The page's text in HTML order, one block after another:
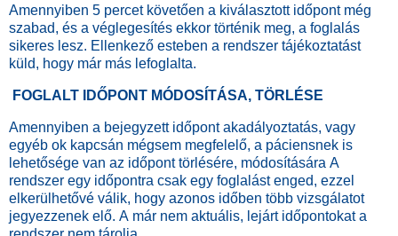
Amennyiben 5 percet követően a kiválasztott időpont még
szabad, és a véglegesítés ekkor történik meg, a foglalás
sikeres lesz. Ellenkező esteben a rendszer tájékoztatást
küld, hogy már más lefoglalta.
FOGLALT IDŐPONT MÓDOSÍTÁSA, TÖRLÉSE
Amennyiben a bejegyzett időpont akadályoztatás, vagy
egyéb ok kapcsán mégsem megfelelő, a páciensnek is
lehetősége van az időpont törlésére, módosítására A
rendszer egy időpontra csak egy foglalást enged, ezzel
elkerülhetővé válik, hogy azonos időben több vizsgálatot
jegyezzenek elő. A már nem aktuális, lejárt időpontokat a
rendszer nem tárolja.